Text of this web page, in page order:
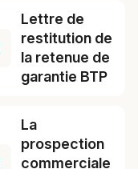
Lettre de
restitution de
la retenue de
garantie BTP
La
prospection
commerciale